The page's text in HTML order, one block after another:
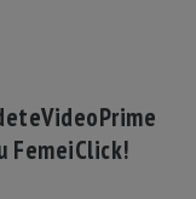
VideoPrime
FemeiClick!